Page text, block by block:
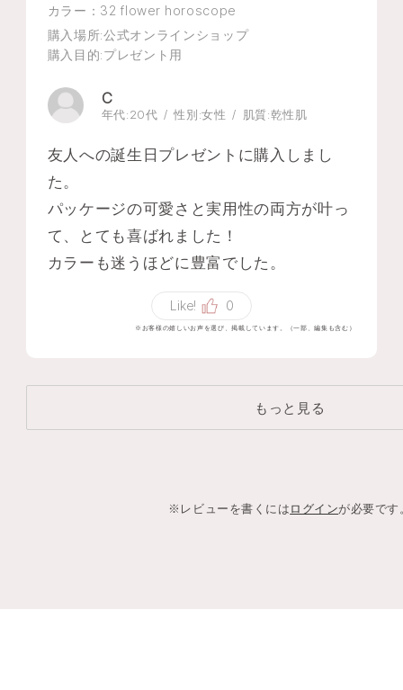
カラー：32 flower horoscope
購入場所:公式オンラインショップ
購入目的:プレゼント用
C
年代:20代 性別:女性 肌質:乾性肌
友人への誕生日プレゼントに購入しまし
た。
パッケージの可愛さと実用性の両方が叶っ
て、とても喜ばれました！
カラーも迷うほどに豊富でした。
Like! 0
※お客様の嬉しいお声を選び、掲載しています。（一部、編集も含む）
もっと見る
※レビューを書くにはログインが必要です